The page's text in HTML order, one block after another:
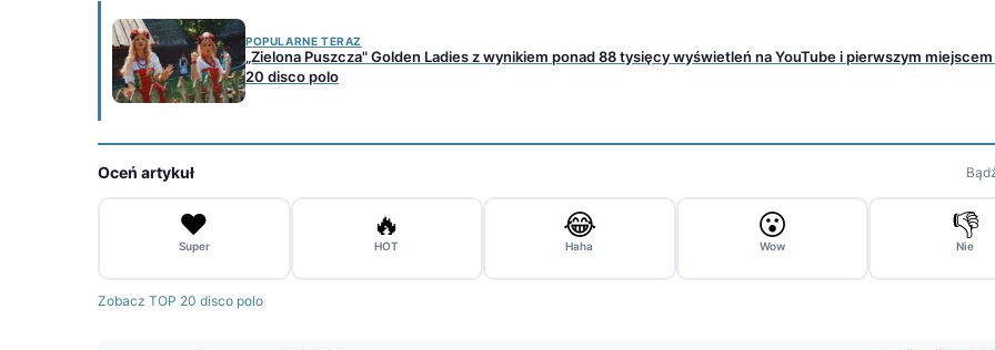
POPULARNE TERAZ
„Zielona Puszcza" Golden Ladies z wynikiem ponad 88 tysięcy wyświetleń na YouTube i pierwszym miejscem
20 disco polo
Oceń artykuł
❤️
Super
🔥
HOT
😂
Haha
😮
Wow
👎
Nie
Zobacz TOP 20 disco polo